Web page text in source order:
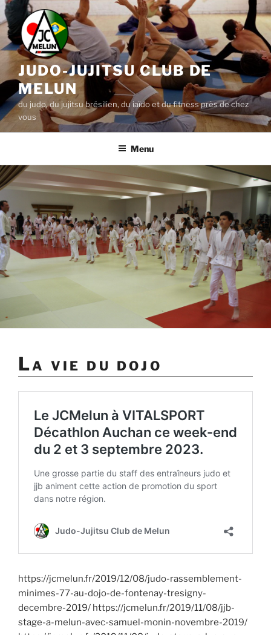
Aller
au
contenu
principal
JUDO-JUJITSU CLUB DE
MELUN
du judo, du jujitsu brésilien, du iaïdo et du fitness près de chez
vous
Menu
La vie du dojo
https://jcmelun.fr/2019/12/08/judo-rassemblement-
minimes-77-au-dojo-de-fontenay-tresigny-
decembre-2019/ https://jcmelun.fr/2019/11/08/jjb-
stage-a-melun-avec-samuel-monin-novembre-2019/